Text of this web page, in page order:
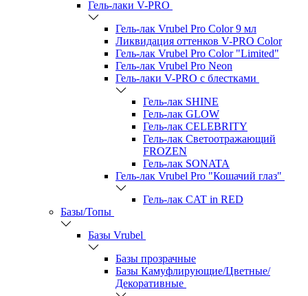
Гель-лаки V-PRO
Гель-лак Vrubel Pro Color 9 мл
Ликвидация оттенков V-PRO Color
Гель-лак Vrubel Pro Color "Limited"
Гель-лак Vrubel Pro Neon
Гель-лаки V-PRO c блестками
Гель-лак SHINE
Гель-лак GLOW
Гель-лак CELEBRITY
Гель-лак Светоотражающий
FROZEN
Гель-лак SONATA
Гель-лак Vrubel Pro "Кошачий глаз"
Гель-лак CAT in RED
Базы/Топы
Базы Vrubel
Базы прозрачные
Базы Камуфлирующие/Цветные/
Декоративные